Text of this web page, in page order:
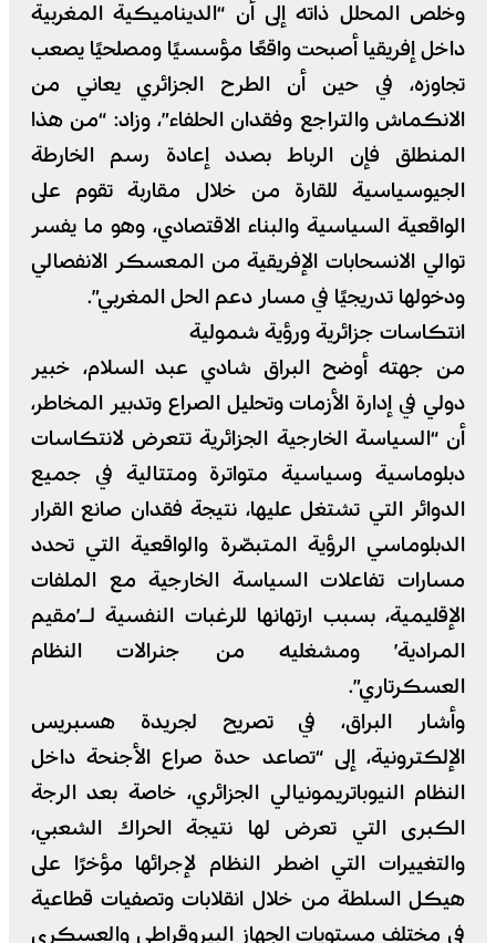
وخلص المحلل ذاته إلى أن “الديناميكية المغربية
داخل إفريقيا أصبحت واقعًا مؤسسيًا ومصلحيًا يصعب
تجاوزه، في حين أن الطرح الجزائري يعاني من
الانكماش والتراجع وفقدان الحلفاء”، وزاد: “من هذا
المنطلق فإن الرباط بصدد إعادة رسم الخارطة
الجيوسياسية للقارة من خلال مقاربة تقوم على
الواقعية السياسية والبناء الاقتصادي، وهو ما يفسر
توالي الانسحابات الإفريقية من المعسكر الانفصالي
ودخولها تدريجيًا في مسار دعم الحل المغربي”.
انتكاسات جزائرية ورؤية شمولية
من جهته أوضح البراق شادي عبد السلام، خبير
دولي في إدارة الأزمات وتحليل الصراع وتدبير المخاطر،
أن “السياسة الخارجية الجزائرية تتعرض لانتكاسات
دبلوماسية وسياسية متواترة ومتتالية في جميع
الدوائر التي تشتغل عليها، نتيجة فقدان صانع القرار
الدبلوماسي الرؤية المتبصّرة والواقعية التي تحدد
مسارات تفاعلات السياسة الخارجية مع الملفات
الإقليمية، بسبب ارتهانها للرغبات النفسية لـ’مقيم
المرادية’ ومشغليه من جنرالات النظام
العسكرتاري”.
وأشار البراق، في تصريح لجريدة هسبريس
الإلكترونية، إلى “تصاعد حدة صراع الأجنحة داخل
النظام النيوباتريمونيالي الجزائري، خاصة بعد الرجة
الكبرى التي تعرض لها نتيجة الحراك الشعبي،
والتغييرات التي اضطر النظام لإجرائها مؤخرًا على
هيكل السلطة من خلال انقلابات وتصفيات قطاعية
في مختلف مستويات الجهاز البيروقراطي والعسكري